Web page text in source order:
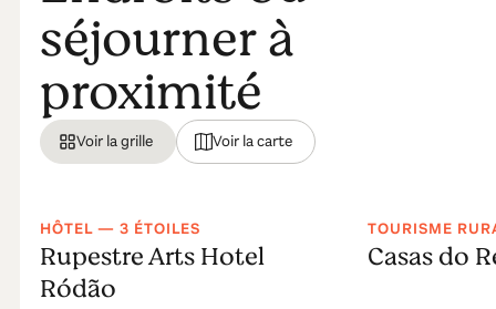
séjourner à
proximité
Voir la grille Voir la carte
HÔTEL — 3 ÉTOILES
Rupestre Arts Hotel
Ródão
TOURISME
Casas do